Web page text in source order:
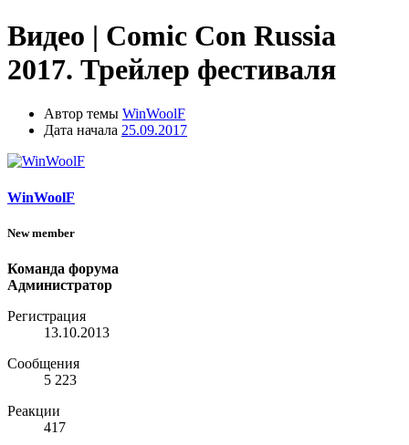
Видео | Comic Con Russia
2017. Трейлер фестиваля
Автор темы WinWoolF
Дата начала 25.09.2017
WinWoolF
New member
Команда форума
Администратор
Регистрация
13.10.2013
Сообщения
5 223
Реакции
417